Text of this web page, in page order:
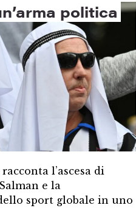
politica
l’ascesa di
e la
sport globale in uno